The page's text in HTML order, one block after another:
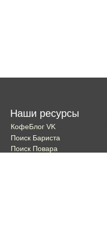
Наши ресурсы
КофеБлог VK
Поиск Бариста
Поиск Повара